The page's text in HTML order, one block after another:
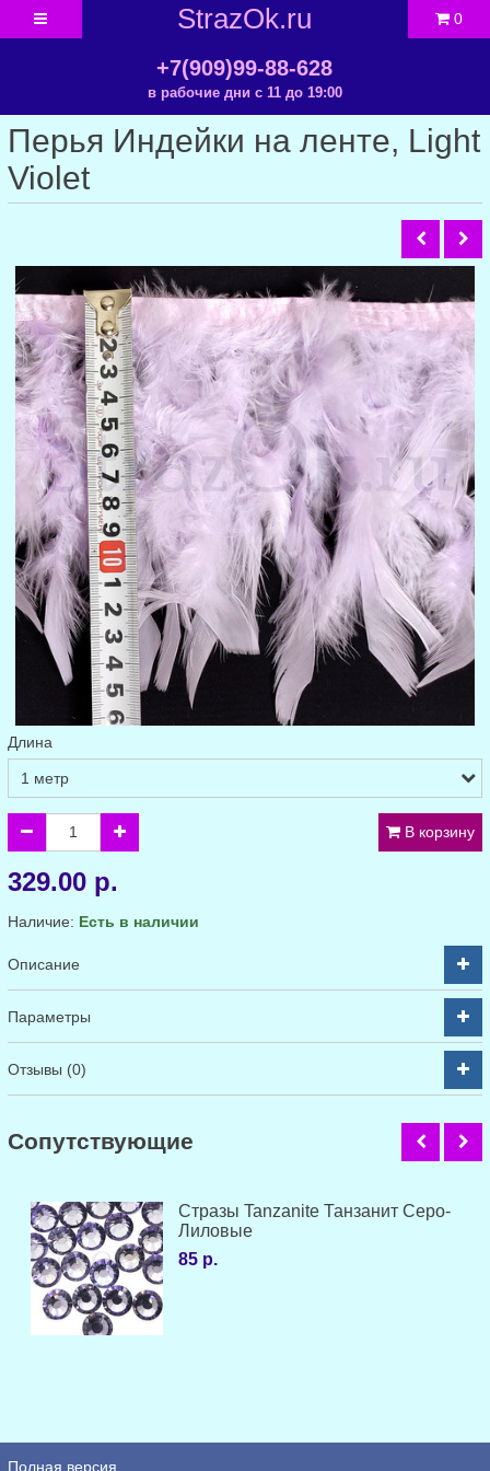
StrazOk.ru
+7(909)99-88-628
в рабочие дни с 11 до 19:00
0
Перья Индейки на ленте, Light
Violet
Длина
В корзину
329.00 р.
Наличие: Есть в наличии
Описание
Параметры
Отзывы (0)
Cопутствующие
Стразы Tanzanite Танзанит Серо-
Лиловые
85 р.
Полная версия